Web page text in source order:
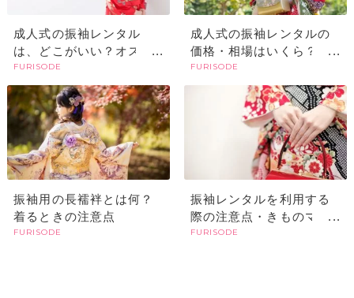
成人式の振袖レンタル
は、どこがいい？オスス
メの選び方や探すときの
ポイント
FURISODE
成人式の振袖レンタルの
価格・相場はいくら？レ
ンタルでも高い？購入と
の違いやメリットは？
FURISODE
振袖用の長襦袢とは何？
着るときの注意点
FURISODE
振袖レンタルを利用する
際の注意点・きものマナ
ー
FURISODE